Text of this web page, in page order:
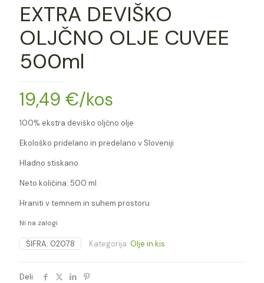
EXTRA DEVIŠKO
OLJČNO OLJE CUVEE
500ml
19,49 €/kos
100% ekstra deviško oljčno olje
Ekološko pridelano in predelano v Sloveniji
Hladno stiskano
Neto količina: 500 ml
Hraniti v temnem in suhem prostoru
Ni na zalogi
ŠIFRA: 02078 Kategorija: Olje in kis
Deli